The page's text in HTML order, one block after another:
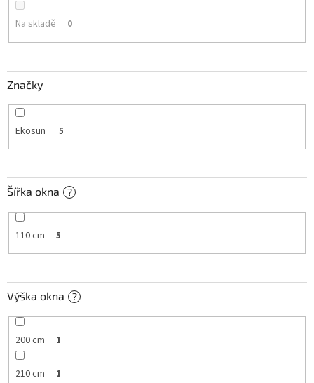
ů
Na skladě 0
Značky
Ekosun 5
Šířka okna ?
110 cm 5
Výška okna ?
200 cm 1
210 cm 1